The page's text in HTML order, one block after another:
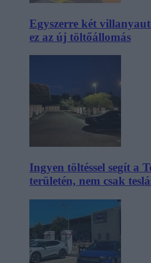
Egyszerre két
ez az új töltőállomás
Ingyen töltéssel segít a
területén, nem csak